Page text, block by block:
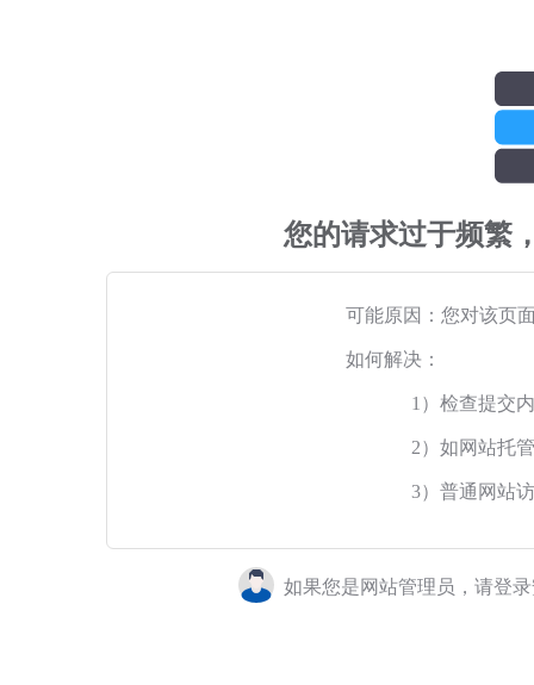
您的请求过于频繁
可能原因：您对该页
如何解决：
1）检查提交
2）如网站托
3）普通网站
如果您是网站管理员，请登